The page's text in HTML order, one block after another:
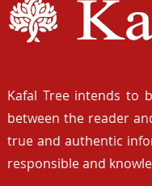
Kafal Tree intends to
between the reader
true and authentic
responsible and